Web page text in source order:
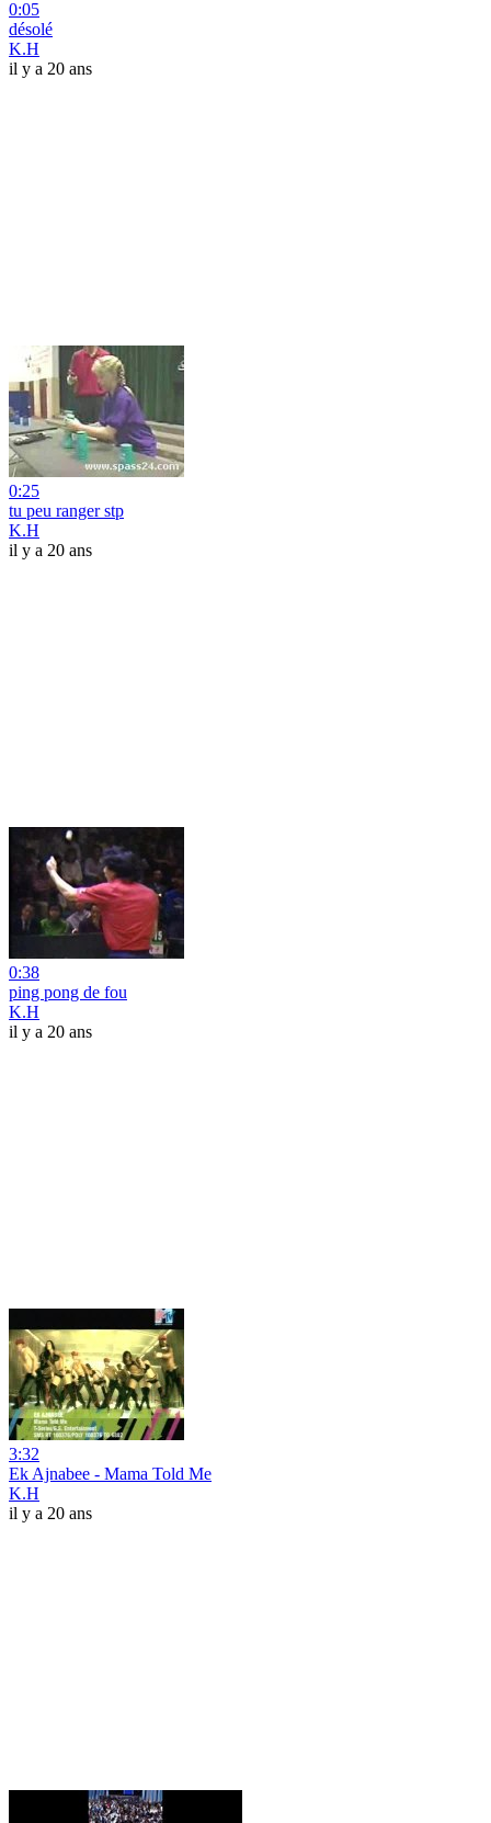
0:05
désolé
K.H
il y a 20 ans
0:25
tu peu ranger stp
K.H
il y a 20 ans
0:38
ping pong de fou
K.H
il y a 20 ans
3:32
Ek Ajnabee - Mama Told Me
K.H
il y a 20 ans